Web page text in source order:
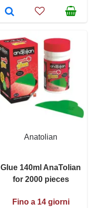
Anatolian
Glue 140ml AnaTolian
for 2000 pieces
Fino a 14 giorni